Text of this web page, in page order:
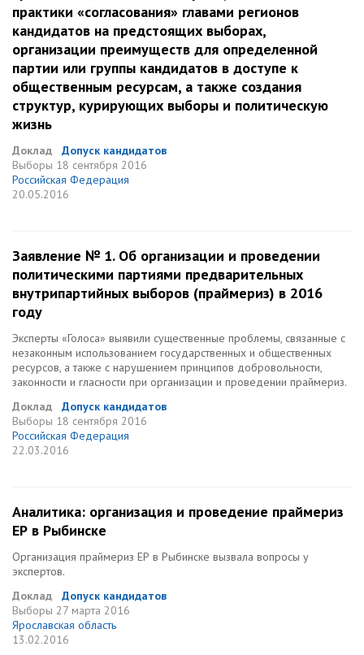
практики «согласования» главами регионов
кандидатов на предстоящих выборах,
организации преимуществ для определенной
партии или группы кандидатов в доступе к
общественным ресурсам, а также создания
структур, курирующих выборы и политическую
жизнь
Доклад
Допуск кандидатов
Выборы 18 сентября 2016
Российская Федерация
20.05.2016
Заявление № 1. Об организации и проведении
политическими партиями предварительных
внутрипартийных выборов (праймериз) в 2016
году
Эксперты «Голоса» выявили существенные проблемы, связанные с
незаконным использованием государственных и общественных
ресурсов, а также с нарушением принципов добровольности,
законности и гласности при организации и проведении праймериз.
Доклад
Допуск кандидатов
Выборы 18 сентября 2016
Российская Федерация
22.03.2016
Аналитика: организация и проведение праймериз
ЕР в Рыбинске
Организация праймериз ЕР в Рыбинске вызвала вопросы у
экспертов.
Доклад
Допуск кандидатов
Выборы 27 марта 2016
Ярославская область
13.02.2016